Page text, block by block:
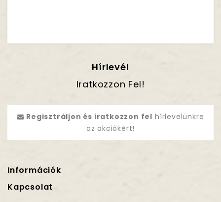
Hírlevél
Iratkozzon Fel!
Regisztráljon és iratkozzon fel hírlevelünkre
az akciókért!
Információk
Kapcsolat